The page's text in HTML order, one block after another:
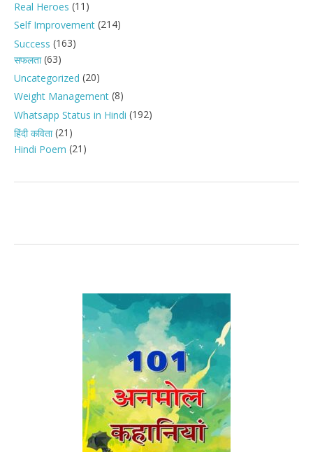
Real Heroes (11)
Self Improvement (214)
Success (163)
सफलता(63)
Uncategorized (20)
Weight Management (8)
Whatsapp Status in Hindi (192)
हिंदी कविता(21)
Hindi Poem (21)